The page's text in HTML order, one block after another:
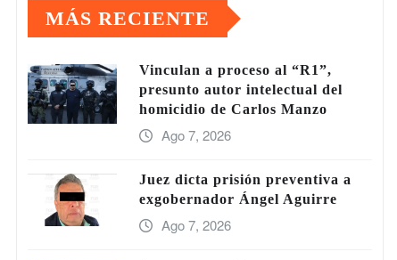
MÁS RECIENTE
Vinculan a proceso al “R1”,
presunto autor intelectual del
homicidio de Carlos Manzo
Ago 7, 2026
Juez dicta prisión preventiva a
exgobernador Ángel Aguirre
Ago 7, 2026